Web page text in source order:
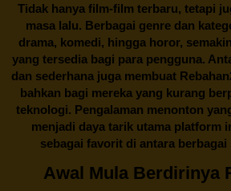
Tidak hanya film-film terbaru, tetapi
masa lalu. Berbagai genre dan
drama, komedi, hingga horor,
yang tersedia bagi para pengguna.
dan sederhana juga membuat
bahkan bagi mereka yang kurang
teknologi. Pengalaman menonton
menjadi daya tarik utama platform
sebagai favorit di antara
Awal Mula Berdirinya